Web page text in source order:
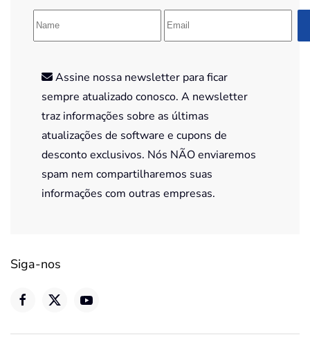
Assine nossa newsletter para ficar
sempre atualizado conosco. A newsletter
traz informações sobre as últimas
atualizações de software e cupons de
desconto exclusivos. Nós NÃO enviaremos
spam nem compartilharemos suas
informações com outras empresas.
Siga-nos